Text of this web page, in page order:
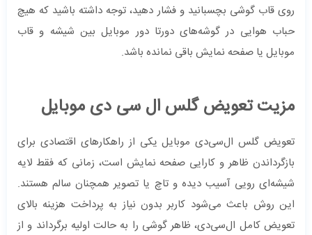
روی قاب گوشی بچسبانید و فشار دهید، توجه داشته باشید که هیچ
حباب هوایی در گوشه‌های دورتا دور موبایل بین شیشه و قاب
موبایل یا صفحه نمایش باقی نمانده باشد.
مزیت تعویض گلس ال سی دی موبایل
تعویض گلس ال‌سی‌دی موبایل یکی از راهکارهای اقتصادی برای
بازگرداندن ظاهر و کارایی صفحه نمایش است، زمانی که فقط لایه
شیشه‌ای رویی آسیب دیده و تاچ یا تصویر همچنان سالم هستند.
این روش باعث می‌شود کاربر بدون نیاز به پرداخت هزینه بالای
تعویض کامل ال‌سی‌دی، ظاهر گوشی را به حالت اولیه برگرداند و از